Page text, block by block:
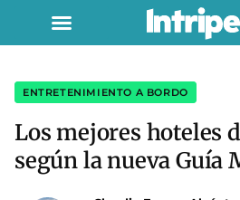
ENTRETENIMIENTO A BORDO
Los mejores hoteles
según la nueva Guía